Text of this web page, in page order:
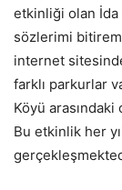
etkinliği olan
sözlerimi
internet
farklı parkurlar
Köyü
Bu etkinlik her